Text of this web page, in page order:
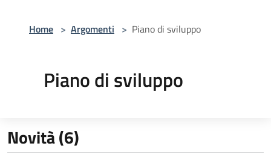
Home > Argomenti > Piano di sviluppo
Piano di sviluppo
Novità (6)